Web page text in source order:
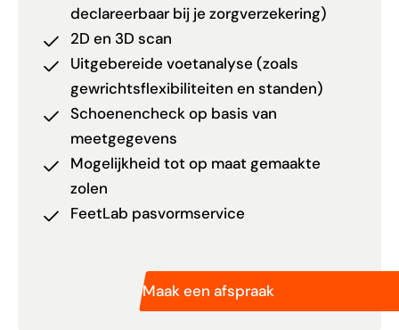
declareerbaar bij je zorgverzekering)
2D en 3D scan
Uitgebereide voetanalyse (zoals
gewrichtsflexibiliteiten en standen)
Schoenencheck op basis van
meetgegevens
Mogelijkheid tot op maat gemaakte
zolen
FeetLab pasvormservice
Maak een afspraak